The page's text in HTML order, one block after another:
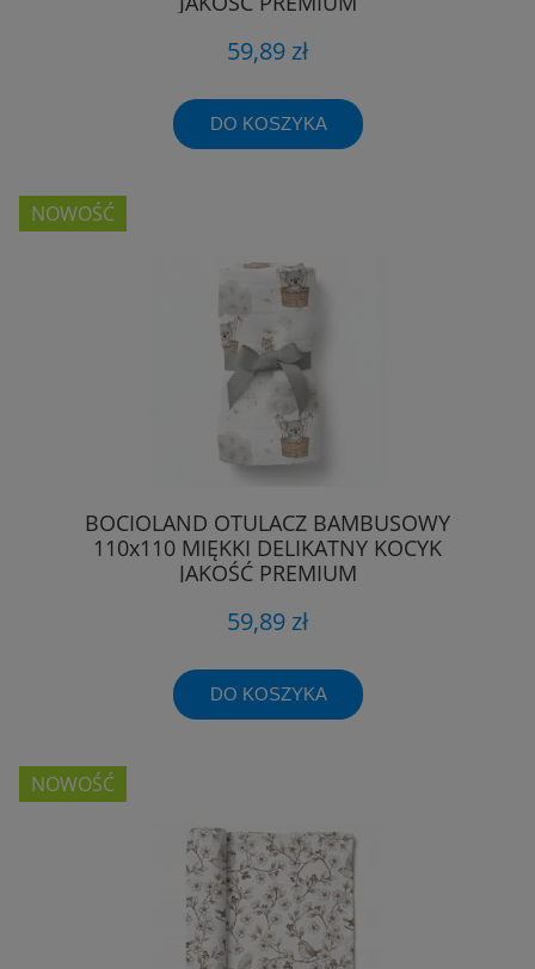
59,89 zł
DO KOSZYKA
BOCIOLAND OTULACZ BAMBUSOWY
110x110 MIĘKKI DELIKATNY KOCYK
JAKOŚĆ PREMIUM
59,89 zł
DO KOSZYKA
NOWOŚĆ
NOWOŚĆ